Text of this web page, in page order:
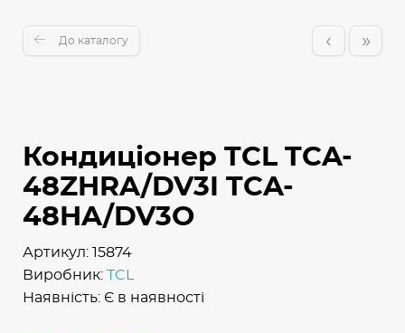
До каталогу ‹ »
Кондиціонер TCL TCA-
48ZHRA/DV3I TCA-
48HA/DV3O
Артикул: 15874
Виробник: TCL
Наявність: Є в наявності